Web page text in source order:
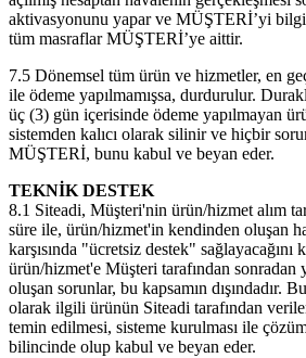
aktivasyonunu yapar ve MÜŞTERİ’yi
tüm masraflar MÜŞTERİ’ye aittir.
7.5 Dönemsel tüm ürün ve hizmetler, en
ile ödeme yapılmamışsa, durdurulur.
üç (3) gün içerisinde ödeme yapılmayan
sistemden kalıcı olarak silinir ve hiçbir
MÜŞTERİ, bunu kabul ve beyan eder.
TEKNİK DESTEK
8.1 Siteadi, Müşteri'nin ürün/hizmet alım
süre ile, ürün/hizmet'in kendinden oluşan
karşısında "ücretsiz destek"
ürün/hizmet'e Müşteri tarafından sonradan
oluşan sorunlar, bu kapsamın dışındadır.
olarak ilgili ürünün Siteadi tarafından
temin edilmesi, sisteme kurulması ile
bilincinde olup kabul ve beyan eder.